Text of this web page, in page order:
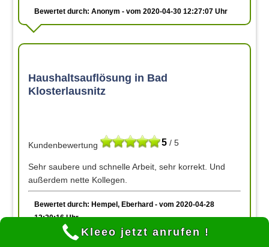
Bewertet durch: Anonym - vom 2020-04-30 12:27:07 Uhr
Haushaltsauflösung in Bad
Klosterlausnitz
5 / 5
Kundenbewertung
Sehr saubere und schnelle Arbeit, sehr korrekt. Und
außerdem nette Kollegen.
Bewertet durch: Hempel, Eberhard - vom 2020-04-28
12:20:16 Uhr
Kleeo jetzt anrufen !